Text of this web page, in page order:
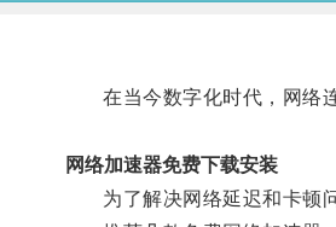
在当今数字化时代，网络连
网络加速器免费下载安装
为了解决网络延迟和卡顿问